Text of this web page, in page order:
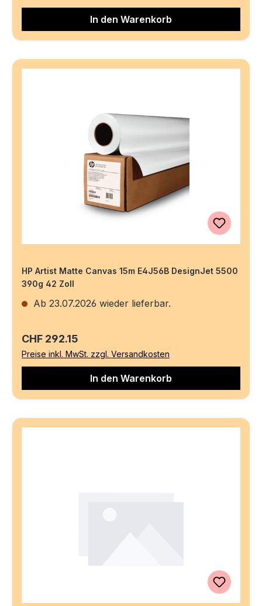
In den Warenkorb
HP Artist Matte Canvas 15m E4J56B DesignJet 5500
390g 42 Zoll
Ab 23.07.2026 wieder lieferbar.
Regulärer Preis:
CHF 292.15
Preise inkl. MwSt. zzgl. Versandkosten
In den Warenkorb